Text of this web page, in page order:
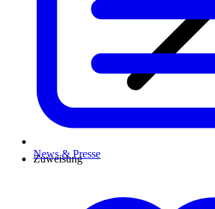
News & Presse
Zuweisung